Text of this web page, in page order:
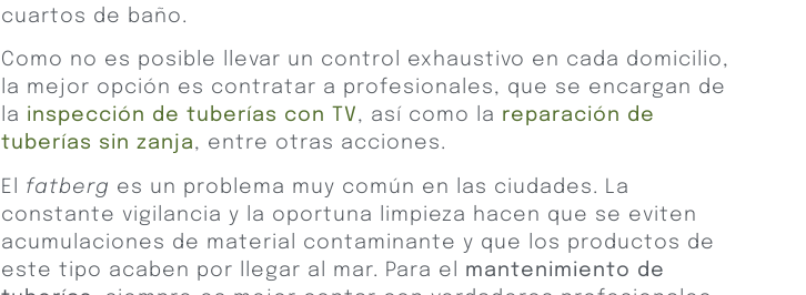
cuartos de baño.
Como no es posible llevar un control exhaustivo en cada domicilio,
la mejor opción es contratar a profesionales, que se encargan de
la inspección de tuberías con TV, así como la reparación de
tuberías sin zanja, entre otras acciones.
El fatberg es un problema muy común en las ciudades. La
constante vigilancia y la oportuna limpieza hacen que se eviten
acumulaciones de material contaminante y que los productos de
este tipo acaben por llegar al mar. Para el mantenimiento de